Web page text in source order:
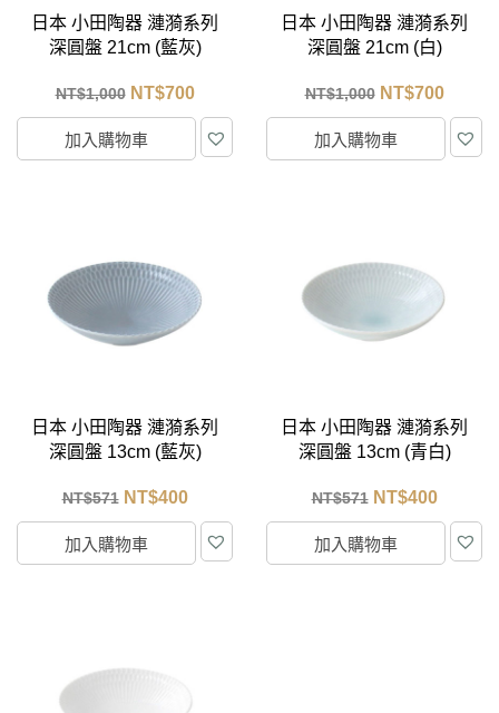
日本 小田陶器 漣漪系列
深圓盤 21cm (藍灰)
NT$1,000 NT$700
加入購物車
日本 小田陶器 漣漪系列
深圓盤 21cm (白)
NT$1,000 NT$700
加入購物車
日本 小田陶器 漣漪系列
深圓盤 13cm (藍灰)
NT$571 NT$400
加入購物車
日本 小田陶器 漣漪系列
深圓盤 13cm (青白)
NT$571 NT$400
加入購物車